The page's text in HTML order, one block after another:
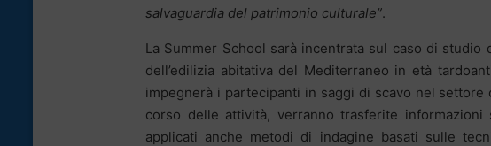
salvaguardia del patrimonio culturale”.
La Summer School sarà incentrata sul caso di
dell’edilizia abitativa del Mediterraneo in età
impegnerà i partecipanti in saggi di scavo nel
corso delle attività, verranno trasferite
applicati anche metodi di indagine basati sulle